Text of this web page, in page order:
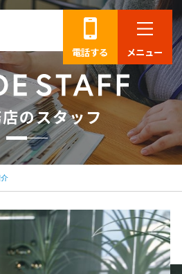
電話する メニュー
店のスタッフ